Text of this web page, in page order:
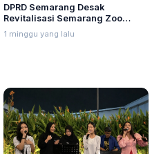
DPRD Semarang Desak
Revitalisasi Semarang Zoo
Segera Diputuskan, Jangan
Berlarut-larut
1 minggu yang lalu